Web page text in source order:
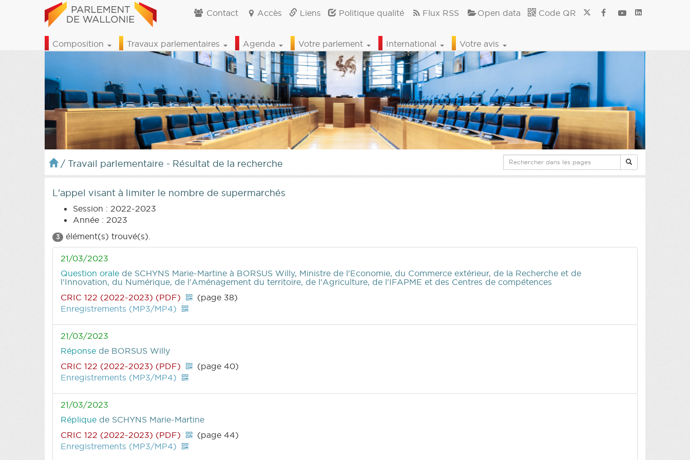
Contact Accès Liens Politique qualité Flux RSS Open data Code QR
Composition Travaux parlementaires Agenda Votre parlement International Votre avis
/ Travail parlementaire - Résultat de la recherche
L'appel visant à limiter le nombre de supermarchés
Session : 2022-2023
Année : 2023
3 élément(s) trouvé(s).
21/03/2023
Question orale de SCHYNS Marie-Martine à BORSUS Willy, Ministre de l'Economie, du Commerce extérieur, de la Recherche et de
l'Innovation, du Numérique, de l'Aménagement du territoire, de l'Agriculture, de l'IFAPME et des Centres de compétences
CRIC 122 (2022-2023) (PDF)
(page 38)
Enregistrements (MP3/MP4)
21/03/2023
Réponse de BORSUS Willy
CRIC 122 (2022-2023) (PDF)
(page 40)
Enregistrements (MP3/MP4)
21/03/2023
Réplique de SCHYNS Marie-Martine
CRIC 122 (2022-2023) (PDF)
(page 44)
Enregistrements (MP3/MP4)